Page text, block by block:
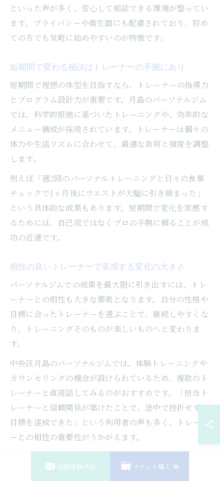
といった声が多く、安心して相談できる環境が整ってい
ます。プライバシーや衛生面にも配慮されており、初め
ての方でも気軽に始めやすいのが特徴です。
短期間で変わる秘訣はトレーナーの手腕にあり
短期間で理想の体型を目指すなら、トレーナーの指導力
とプログラム設計力が重要です。月島のパーソナルジム
では、科学的根拠に基づいたトレーニングや、効率的な
メニュー構成が採用されています。トレーナーは個々の
体力や生活リズムに合わせて、最適な負荷と頻度を調整
します。
例えば「週2回のパーソナルトレーニングと日々の食事
チェックで1ヶ月後にウエストが大幅に引き締まった」
という具体的な成果もあります。短期間で変化を実感す
るためには、自己流ではなくプロの手腕に頼ることが成
功の近道です。
相性の良いトレーナーで実感する変化の大きさ
パーソナルジムでの成果を最大限に引き出すには、トレ
ーナーとの相性も大きな要素となります。自分の性格や
目標に合ったトレーナーを選ぶことで、継続しやすくな
り、トレーニングそのものが楽しいものへと変わりま
す。
中央区月島のパーソナルジムでは、体験トレーニングや
カウンセリングの機会が設けられているため、複数のト
レーナーと直接話してみるのがおすすめです。「担当ト
レーナーと信頼関係が築けたことで、途中で挫折せずに
目標を達成できた」という利用者の声も多く、トレーナ
ーとの相性の重要性がうかがえます。
初回体験予約 チケット購入